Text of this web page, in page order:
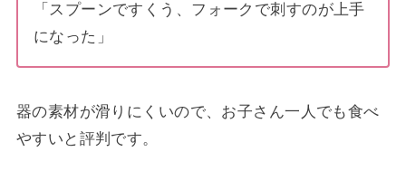
「スプーンですくう、フォークで刺すのが上手
になった」
器の素材が滑りにくいので、お子さん一人でも食べ
やすいと評判です。